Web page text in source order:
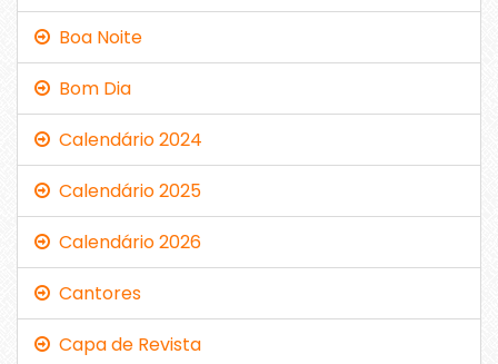
Boa Noite
Bom Dia
Calendário 2024
Calendário 2025
Calendário 2026
Cantores
Capa de Revista